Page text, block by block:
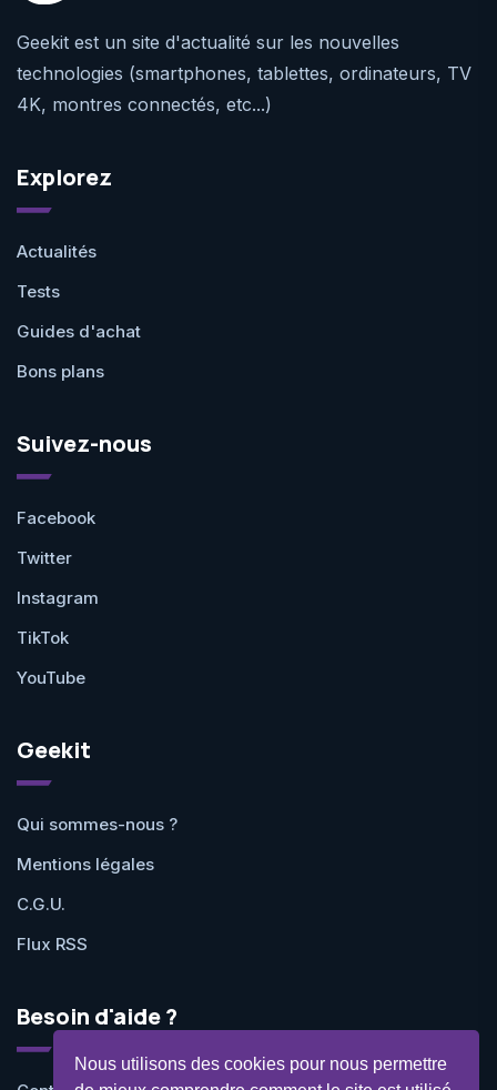
Nous utilisons des cookies pour nous permettre
Geekit est un site d'actualité sur les nouvelles
technologies (smartphones, tablettes, ordinateurs, TV
4K, montres connectés, etc...)
Explorez
Actualités
Tests
Guides d'achat
Bons plans
Suivez-nous
Facebook
Twitter
Instagram
TikTok
YouTube
Geekit
Qui sommes-nous ?
Mentions légales
C.G.U.
Flux RSS
Besoin d'aide ?